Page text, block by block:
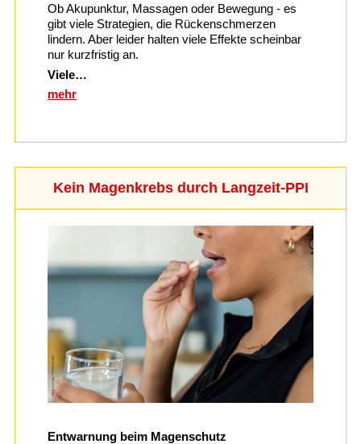
Ob Akupunktur, Massagen oder Bewegung - es
gibt viele Strategien, die Rückenschmerzen
lindern. Aber leider halten viele Effekte scheinbar
nur kurzfristig an.
Viele…
mehr
Kein Magenkrebs durch Langzeit-PPI
Entwarnung beim Magenschutz